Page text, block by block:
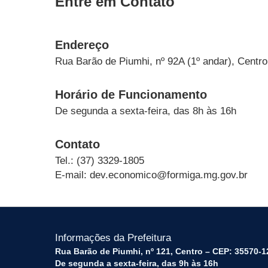
Endereço
Rua Barão de Piumhi, nº 92A (1º andar), Centro
Horário de Funcionamento
De segunda a sexta-feira, das 8h às 16h
Contato
Tel.: (37) 3329-1805
E-mail: dev.economico@formiga.mg.gov.br
Informações da Prefeitura
Rua Barão de Piumhi, nº 121, Centro – CEP: 35570-
De segunda a sexta-feira, das 9h às 16h